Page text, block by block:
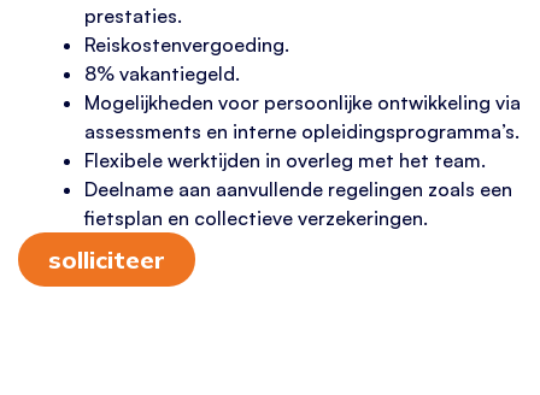
prestaties.
Reiskostenvergoeding.
8% vakantiegeld.
Mogelijkheden voor persoonlijke ontwikkeling via
assessments en interne opleidingsprogramma’s.
Flexibele werktijden in overleg met het team.
Deelname aan aanvullende regelingen zoals een
fietsplan en collectieve verzekeringen.
solliciteer